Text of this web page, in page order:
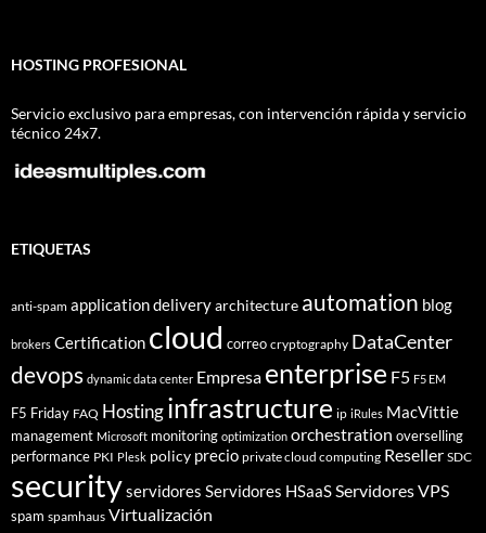
HOSTING PROFESIONAL
Servicio exclusivo para empresas, con intervención rápida y servicio
técnico 24x7.
ETIQUETAS
anti-spam application deliveryarchitecture automation blog
brokers Certification cloud correo cryptography DataCenter
devops dynamic data center Empresa enterprise F5 F5 EM
F5 Friday FAQ Hostinginfrastructure ip iRules MacVittie
management Microsoft monitoring optimization orchestration overselling
performance PKI Plesk policy precio private cloud computing Reseller SDC
securityservidores Servidores HSaaSServidores VPS
spam spamhaus Virtualización